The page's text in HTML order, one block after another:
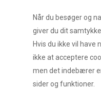
Når du besøger og
giver du dit
Hvis du ikke vil have
ikke at acceptere
men det indebærer
sider og funktioner.